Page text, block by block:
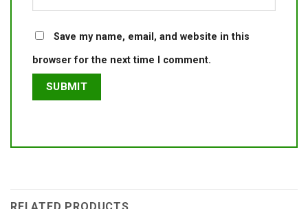
Save my name, email, and website in this
browser for the next time I comment.